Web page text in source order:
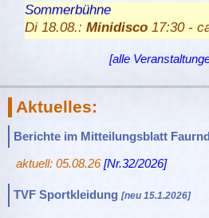
Sommerbühne
Di 18.08.:Minidisco 17:30 -
Sommerbühne
Vereinsausflug
[alle
Aktuelles:
Berichte im Mitteilungsblatt
aktuell: 05.08.26[Nr.32/2026]
TVF Sportkleidung [neu 15.1.2026]